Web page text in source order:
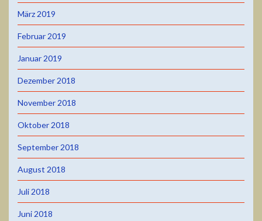
März 2019
Februar 2019
Januar 2019
Dezember 2018
November 2018
Oktober 2018
September 2018
August 2018
Juli 2018
Juni 2018